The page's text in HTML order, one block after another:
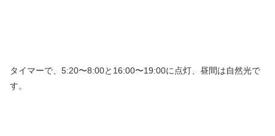
タイマーで、5:20〜8:00と16:00〜19:00に点灯、昼間は自然光で
す。